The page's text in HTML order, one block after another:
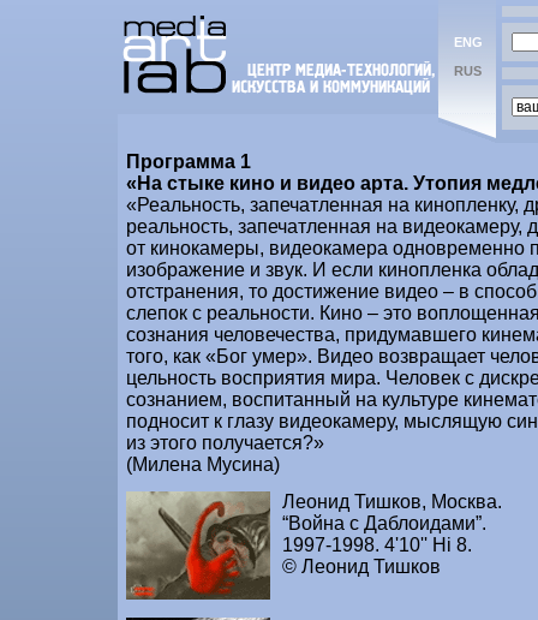
ENG
RUS
Программа 1
«На стыке кино и видео арта. Утопия
«Реальность, запечатленная на кинопленку,
реальность, запечатленная на видеокамеру,
от кинокамеры, видеокамера одновременно
изображение и звук. И если кинопленка
отстранения, то достижение видео – в
слепок с реальности. Кино – это
сознания человечества, придумавшего
того, как «Бог умер». Видео возвращает
цельность восприятия мира. Человек с
сознанием, воспитанный на культуре
подносит к глазу видеокамеру, мыслящую
из этого получается?»
(Милена Мусина)
Леонид Тишков, Москва.
“Война с Даблоидами”.
1997-1998. 4'10'' Hi 8.
© Леонид Тишков